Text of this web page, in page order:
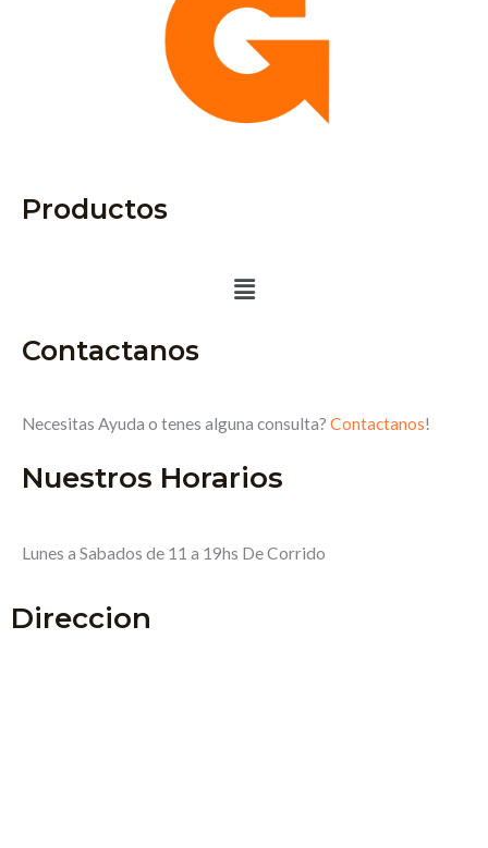
Productos
Menú
Contactanos
Necesitas Ayuda o tenes alguna consulta? Contactanos!
Nuestros Horarios
Lunes a Sabados de 11 a 19hs De Corrido
Direccion